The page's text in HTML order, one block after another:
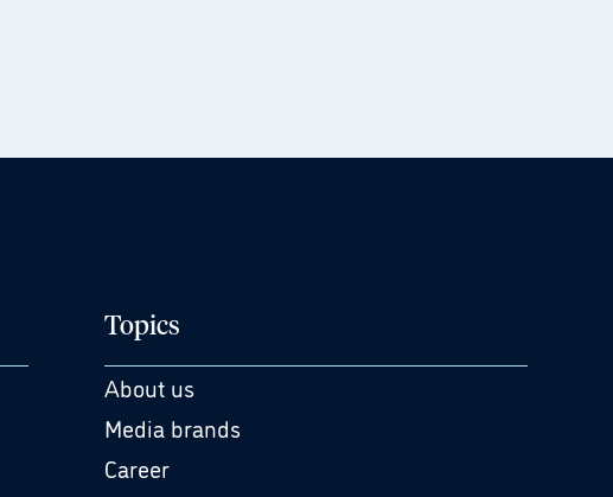
Topics
About us
Media brands
Career